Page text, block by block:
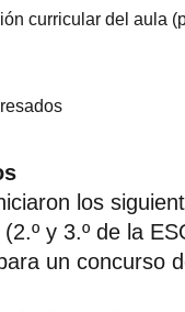
curricular del aula
los
y 3.º de la
un concurso